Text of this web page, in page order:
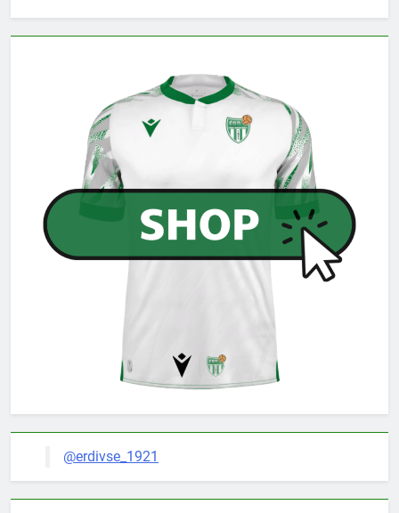
@erdivse_1921